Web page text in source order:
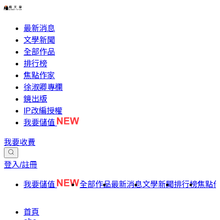
最新消息
文學新聞
全部作品
排行榜
焦點作家
徐淑卿專欄
鏡出版
IP改編授權
我要儲值
我要收費
登入/註冊
我要儲值 全部作品最新消息文學新聞排行榜焦點
首頁